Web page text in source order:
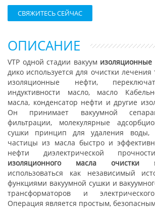
СВЯЖИТЕСЬ СЕЙЧАС
ОПИСАНИЕ
VTP одной стадии вакуум изоляционные
дико используется для очистки
изоляционные нефти,
индуктивности масло, масло
масла, конденсатор нефти и другие
Он принимает вакуумной
фильтрации, молекулярные
сушки принцип для удаления воды,
частицы из масла быстро и
нефти диэлектрической
изоляционного масла очистки
использоваться как независимый
функциями вакуумной сушки и
трансформаторов и
Операция является простым,